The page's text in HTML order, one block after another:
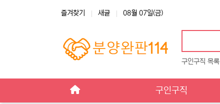
즐겨찾기 새글 08월 07일(금)
구인구직 목록
구인구직